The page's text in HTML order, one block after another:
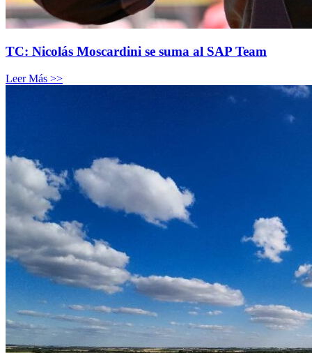
TC: Nicolás Moscardini se suma al SAP Team
Leer Más >>